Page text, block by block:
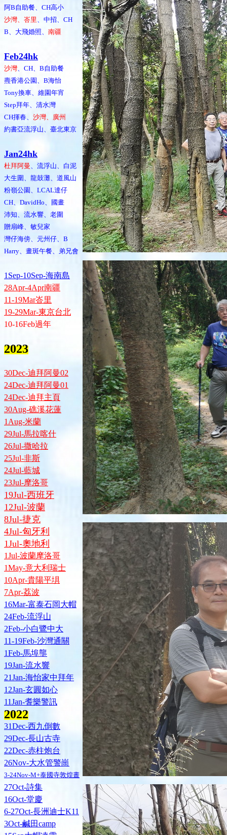
阿B自助餐、CH高小
沙灣、峇里、中招、CH
B、大飛婚照、 南疆
Feb24hk
沙灣、CH、B自助餐
燾香港公園、B海怡
Tony換車、維園年宵
Step拜年、清水灣
CH揮春、 沙灣、廣州
約書亞流浮山、臺北東京
Jan24hk
杜拜阿曼、流浮山、白泥
大生圍、龍鼓灘、道風山
粉嶺公園、LCAL達仔
CH、DavidHo、國畫
沛知、流水響、老圍
贈扇峰、敏兒家
灣仔海傍、元州仔、B
Harry、畫斑午餐、弟兄會
1Sep-10Sep-海南島
28Apr-4Apr南疆
11-19Mar峇里
19-29Mar-東京台北
10-16Feb過年
2023
30Dec-迪拜阿曼02
24Dec-迪拜阿曼01
24Dec-迪拜主頁
30Aug-礁溪花蓮
1Aug-米蘭
29Jul-馬拉喀什
26Jul-撒哈拉
25Jul-非斯
24Jul-藍城
23Jul-摩洛哥
19Jul-西班牙
12Jul-波蘭
8Jul-捷克
4Jul-匈牙利
1Jul-奧地利
1Jul-波蘭摩洛哥
1May-意大利瑞士
10Apr-貴陽平埧
7Apr-荔波
16Mar-富泰石岡大帽
24Feb-流浮山
2Feb-小白鷺中大
11-19Feb-沙灣通關
1Feb-馬埠壟
19Jan-流水響
21Jan-海怡家中拜年
12Jan-玄圓如心
11Jan-耆樂警訊
2022
31Dec-西九倒數
29Dec-長山古寺
22Dec-赤柱炮台
26Nov-大水管警崗
3-24Nov-M+泰國寺敦煌晝
27Oct-詩集
16Oct-堂慶
6-27Oct-長洲迪士K11
3Oct-鹹田camp